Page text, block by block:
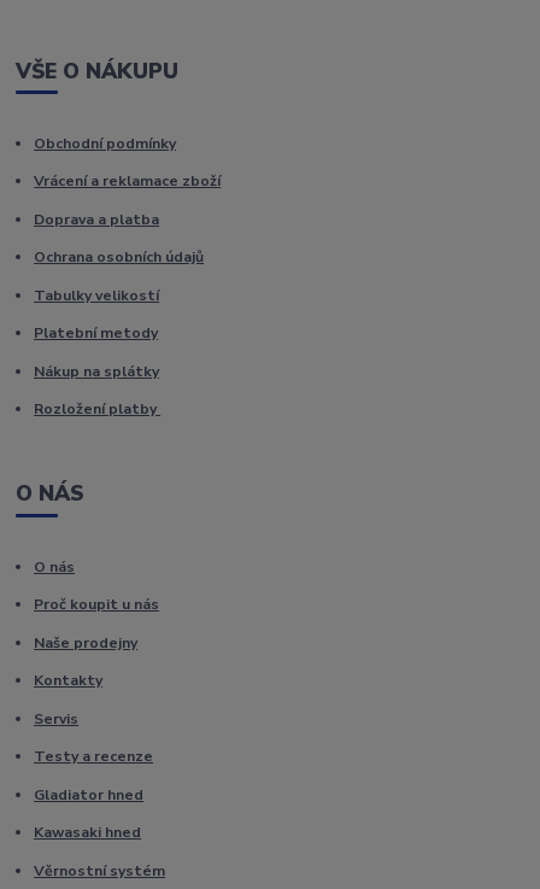
VŠE O NÁKUPU
Obchodní podmínky
Vrácení a reklamace zboží
Doprava a platba
Ochrana osobních údajů
Tabulky velikostí
Platební metody
Nákup na splátky
Rozložení platby
O NÁS
O nás
Proč koupit u nás
Naše prodejny
Kontakty
Servis
Testy a recenze
Gladiator hned
Kawasaki hned
Věrnostní systém